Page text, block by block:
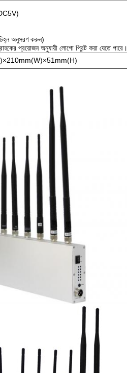
চিহ্ন অনুসরণ করুন)
প্রয়োজন অনুযায়ী লোগো প্রিন্ট করা যেতে পারে।